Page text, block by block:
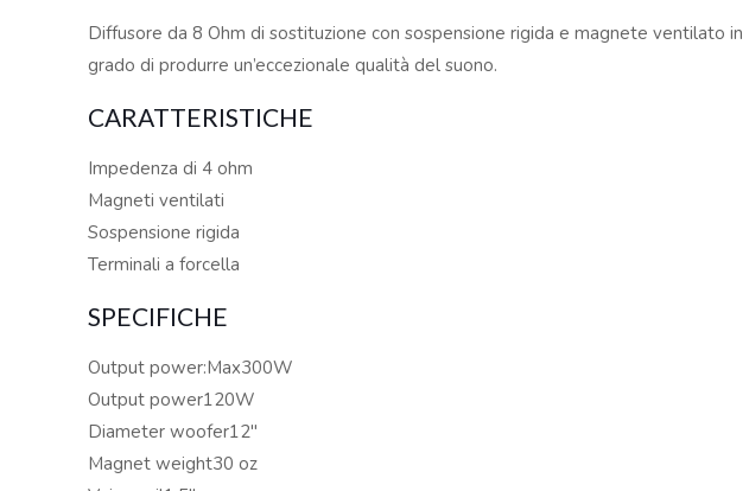
Diffusore da 8 Ohm di sostituzione con sospensione rigida e magnete ventilato in
grado di produrre un’eccezionale qualità del suono.
CARATTERISTICHE
Impedenza di 4 ohm
Magneti ventilati
Sospensione rigida
Terminali a forcella
SPECIFICHE
Output power:Max300W
Output power120W
Diameter woofer12″
Magnet weight30 oz